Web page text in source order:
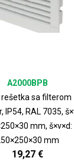
rešetka sa filterom
IP54, RAL 7035,
mm, š×v×d:
mm
A2000BPB
19,27 €